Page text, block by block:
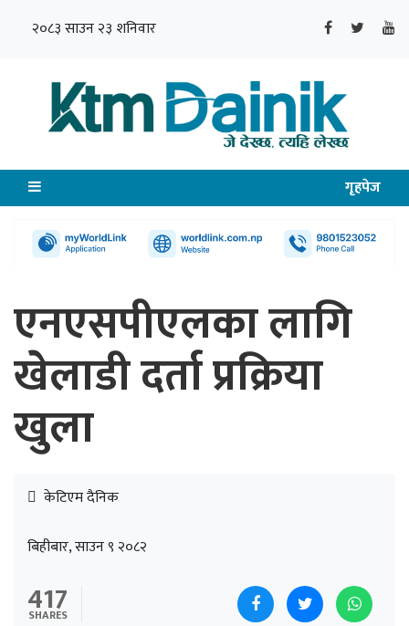
२०८३ साउन २३ शनिवार
गृहपेज
एनएसपीएलका लागि
खेलाडी दर्ता प्रक्रिया
खुला
केटिएम दैनिक
बिहीबार, साउन ९ २०८२
417
SHARES